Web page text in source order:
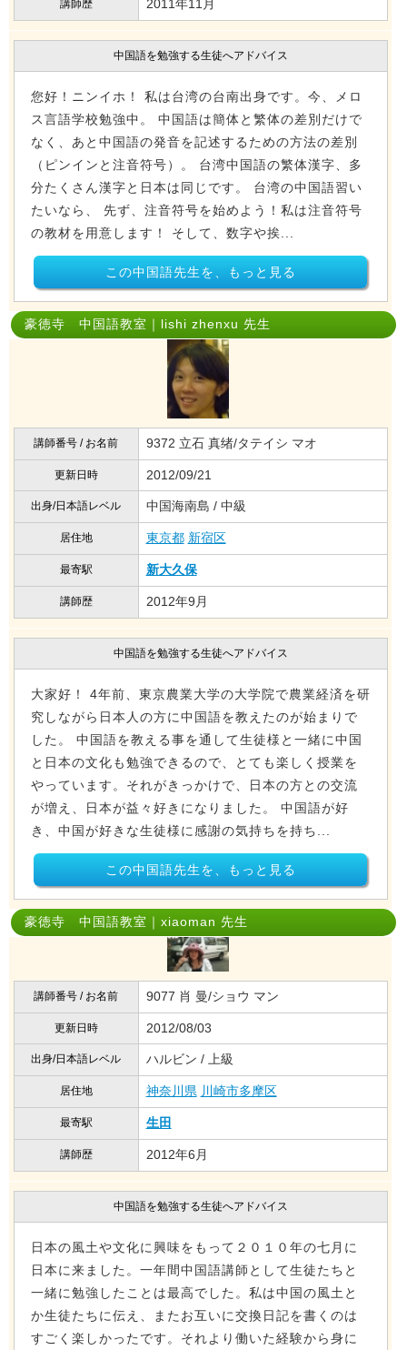
講師歴 2011年11月
中国語を勉強する生徒へアドバイス
您好！ニンイホ！ 私は台湾の台南出身です。今、メロ
ス言語学校勉強中。 中国語は簡体と繁体の差別だけで
なく、あと中国語の発音を記述するための方法の差別
（ピンインと注音符号）。 台湾中国語の繁体漢字、多
分たくさん漢字と日本は同じです。 台湾の中国語習い
たいなら、 先ず、注音符号を始めよう！私は注音符号
の教材を用意します！ そして、数字や挨...
この中国語先生を、もっと見る
豪徳寺 中国語教室｜lishi zhenxu 先生
講師番号 / お名前 9372 立石 真绪/タテイシ マオ
更新日時 2012/09/21
出身/日本語レベル 中国海南島 / 中級
居住地 東京都 新宿区
最寄駅 新大久保
講師歴 2012年9月
中国語を勉強する生徒へアドバイス
大家好！ 4年前、東京農業大学の大学院で農業経済を研
究しながら日本人の方に中国語を教えたのが始まりで
した。 中国語を教える事を通して生徒様と一緒に中国
と日本の文化も勉強できるので、とても楽しく授業を
やっています。それがきっかけで、日本の方との交流
が増え、日本が益々好きになりました。 中国語が好
き、中国が好きな生徒様に感謝の気持ちを持ち...
この中国語先生を、もっと見る
豪徳寺 中国語教室｜xiaoman 先生
講師番号 / お名前 9077 肖 曼/ショウ マン
更新日時 2012/08/03
出身/日本語レベル ハルビン / 上級
居住地 神奈川県 川崎市多摩区
最寄駅 生田
講師歴 2012年6月
中国語を勉強する生徒へアドバイス
日本の風土や文化に興味をもって２０１０年の七月に
日本に来ました。一年間中国語講師として生徒たちと
一緒に勉強したことは最高でした。私は中国の風土と
か生徒たちに伝え、またお互いに交換日記を書くのは
すごく楽しかったです。それより働いた経験から身に